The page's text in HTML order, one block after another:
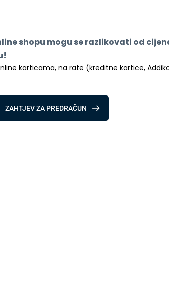
shopu mogu se razlikovati od
karticama, na rate (kreditne kartice,
ZAHTJEV ZA PREDRAČUN